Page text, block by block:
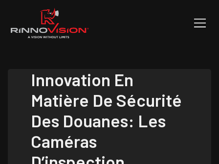
Innovation En
Matière De Sécurité
Des Douanes: Les
Caméras